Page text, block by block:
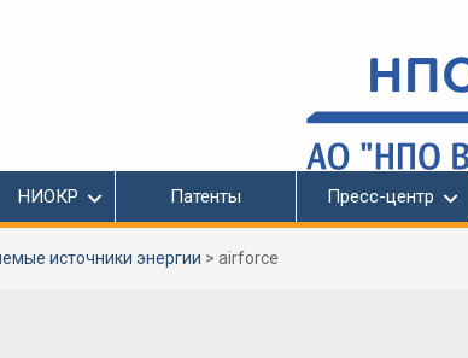
НИОКР Патенты Пресс-центр
источники энергии > airforce